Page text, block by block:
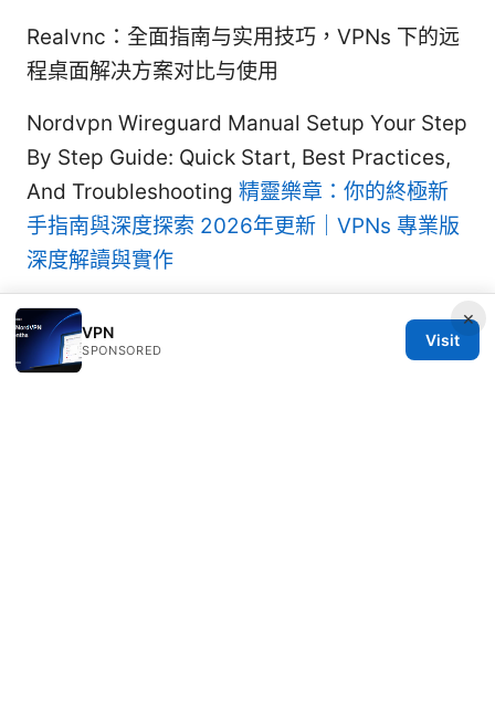
Realvnc：全面指南与实用技巧，VPNs 下的远
程桌面解决方案对比与使用
Nordvpn Wireguard Manual Setup Your Step
By Step Guide: Quick Start, Best Practices,
And Troubleshooting 精靈樂章：你的終極新
手指南與深度探索 2026年更新｜VPNs 專業版
深度解讀與實作
×
VPN
SPONSORED
Visit